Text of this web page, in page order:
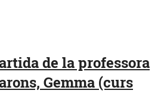
de la professora
Gemma (curs